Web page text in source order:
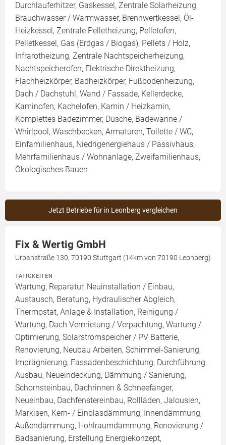
Durchlauferhitzer, Gaskessel, Zentrale Solarheizung,
Brauchwasser / Warmwasser, Brennwertkessel, Öl-
Heizkessel, Zentrale Pelletheizung, Pelletofen,
Pelletkessel, Gas (Erdgas / Biogas), Pellets / Holz,
Infrarotheizung, Zentrale Nachtspeicherheizung,
Nachtspeicherofen, Elektrische Direktheizung,
Flachheizkörper, Badheizkörper, Fußbodenheizung,
Dach / Dachstuhl, Wand / Fassade, Kellerdecke,
Kaminofen, Kachelofen, Kamin / Heizkamin,
Komplettes Badezimmer, Dusche, Badewanne /
Whirlpool, Waschbecken, Armaturen, Toilette / WC,
Einfamilienhaus, Niedrigenergiehaus / Passivhaus,
Mehrfamilienhaus / Wohnanlage, Zweifamilienhaus,
Ökologisches Bauen
Jetzt Betriebe für in Leonberg vergleichen
Fix & Wertig GmbH
Urbanstraße 130, 70190 Stuttgart (14km von 70190 Leonberg)
TÄTIGKEITEN
Wartung, Reparatur, Neuinstallation / Einbau,
Austausch, Beratung, Hydraulischer Abgleich,
Thermostat, Anlage & Installation, Reinigung /
Wartung, Dach Vermietung / Verpachtung, Wartung /
Optimierung, Solarstromspeicher / PV Batterie,
Renovierung, Neubau Arbeiten, Schimmel-Sanierung,
Imprägnierung, Fassadenbeschichtung, Durchführung,
Ausbau, Neueindeckung, Dämmung / Sanierung,
Schornsteinbau, Dachrinnen & Schneefänger,
Neueinbau, Dachfenstereinbau, Rollläden, Jalousien,
Markisen, Kern- / Einblasdämmung, Innendämmung,
Außendämmung, Hohlraumdämmung, Renovierung /
Badsanierung, Erstellung Energiekonzept,